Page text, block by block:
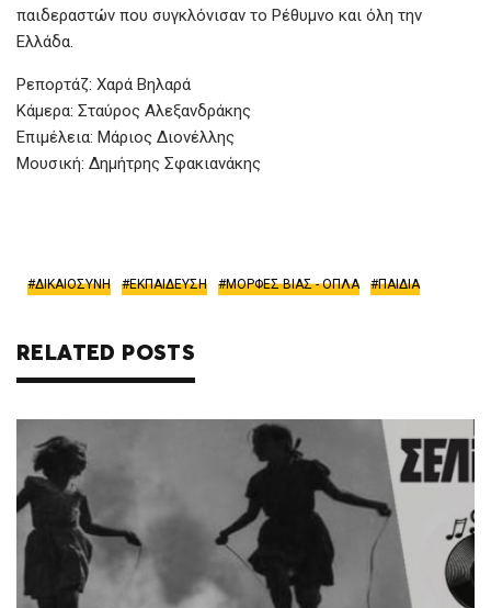
παιδεραστών που συγκλόνισαν το Ρέθυμνο και όλη την
Ελλάδα.
Ρεπορτάζ: Χαρά Βηλαρά
Κάμερα: Σταύρος Αλεξανδράκης
Επιμέλεια: Μάριος Διονέλλης
Μουσική: Δημήτρης Σφακιανάκης
ΔΙΚΑΙΟΣΥΝΗ ΕΚΠΑΙΔΕΥΣΗ ΜΟΡΦΕΣ ΒΙΑΣ - ΟΠΛΑ ΠΑΙΔΙΑ
RELATED POSTS